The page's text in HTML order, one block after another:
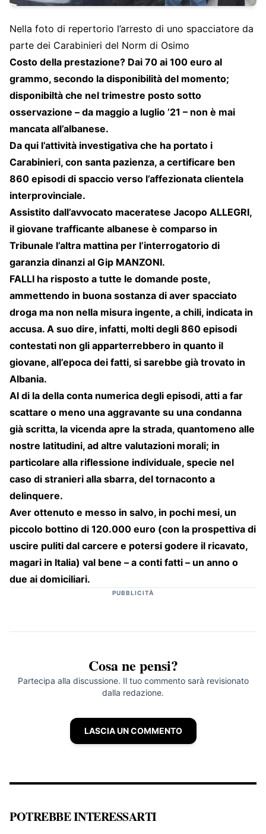
Nella foto di repertorio l’arresto di uno spacciatore da
parte dei Carabinieri del Norm di Osimo
Costo della prestazione? Dai 70 ai 100 euro al
grammo, secondo la disponibilità del momento;
disponibiltà che nel trimestre posto sotto
osservazione – da maggio a luglio ’21 – non è mai
mancata all’albanese.
Da qui l’attività investigativa che ha portato i
Carabinieri, con santa pazienza, a certificare ben
860 episodi di spaccio verso l’affezionata clientela
interprovinciale.
Assistito dall’avvocato maceratese Jacopo ALLEGRI,
il giovane trafficante albanese è comparso in
Tribunale l’altra mattina per l’interrogatorio di
garanzia dinanzi al Gip MANZONI.
FALLI ha risposto a tutte le domande poste,
ammettendo in buona sostanza di aver spacciato
droga ma non nella misura ingente, a chili, indicata in
accusa. A suo dire, infatti, molti degli 860 episodi
contestati non gli apparterrebbero in quanto il
giovane, all’epoca dei fatti, si sarebbe già trovato in
Albania.
Al di la della conta numerica degli episodi, atti a far
scattare o meno una aggravante su una condanna
già scritta, la vicenda apre la strada, quantomeno alle
nostre latitudini, ad altre valutazioni morali; in
particolare alla riflessione individuale, specie nel
caso di stranieri alla sbarra, del tornaconto a
delinquere.
Aver ottenuto e messo in salvo, in pochi mesi, un
piccolo bottino di 120.000 euro (con la prospettiva di
uscire puliti dal carcere e potersi godere il ricavato,
magari in Italia) val bene – a conti fatti – un anno o
due ai domiciliari.
PUBBLICITÀ
Cosa ne pensi?
Partecipa alla discussione. Il tuo commento sarà revisionato
dalla redazione.
LASCIA UN COMMENTO
POTREBBE INTERESSARTI